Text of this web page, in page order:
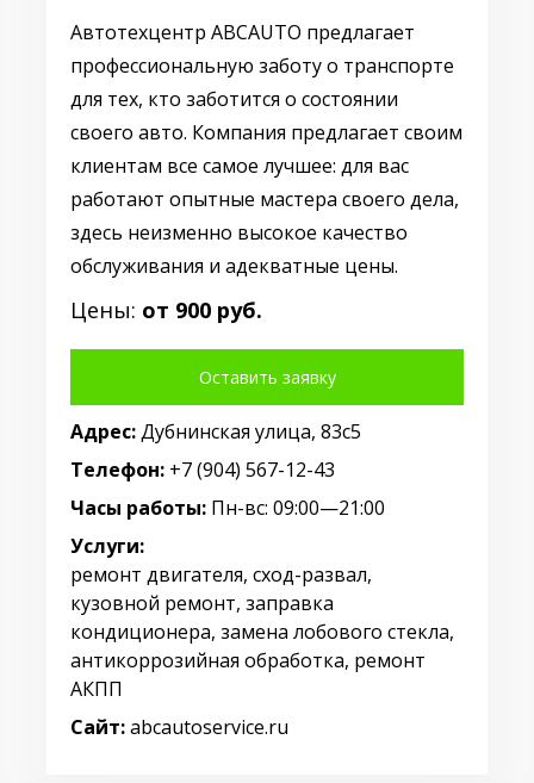
Автотехцентр ABCAUTO предлагает
профессиональную заботу о транспорте
для тех, кто заботится о состоянии
своего авто. Компания предлагает своим
клиентам все самое лучшее: для вас
работают опытные мастера своего дела,
здесь неизменно высокое качество
обслуживания и адекватные цены.
Цены: от 900 руб.
Оставить заявку
Адрес:Дубнинская улица, 83с5
Телефон: +7 (904) 567-12-43
Часы работы: Пн-вс: 09:00—21:00
Услуги:
ремонт двигателя, сход-развал,
кузовной ремонт, заправка
кондиционера, замена лобового стекла,
антикоррозийная обработка, ремонт
АКПП
Сайт:abcautoservice.ru